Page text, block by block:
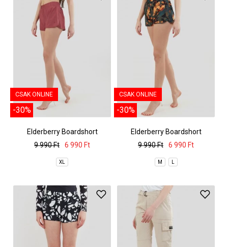
CSAK ONLINE
-30%
Elderberry Boardshort
9 990 Ft
6 990 Ft
XL
CSAK ONLINE
-30%
Elderberry Boardshort
9 990 Ft
6 990 Ft
M L